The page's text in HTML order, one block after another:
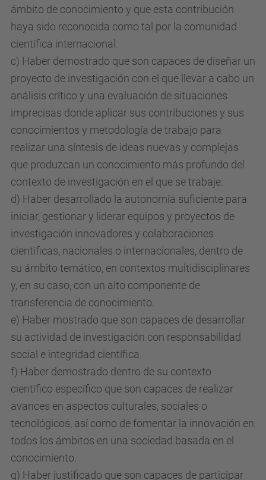
ámbito de conocimiento y que esta contribución
haya sido reconocida como tal por la comunidad
científica internacional.
c) Haber demostrado que son capaces de diseñar un
proyecto de investigación con el que llevar a cabo un
análisis crítico y una evaluación de situaciones
imprecisas donde aplicar sus contribuciones y sus
conocimientos y metodología de trabajo para
realizar una síntesis de ideas nuevas y complejas
que produzcan un conocimiento más profundo del
contexto de investigación en el que se trabaje.
d) Haber desarrollado la autonomía suficiente para
iniciar, gestionar y liderar equipos y proyectos de
investigación innovadores y colaboraciones
científicas, nacionales o internacionales, dentro de
su ámbito temático, en contextos multidisciplinares
y, en su caso, con un alto componente de
transferencia de conocimiento.
e) Haber mostrado que son capaces de desarrollar
su actividad de investigación con responsabilidad
social e integridad científica.
f) Haber demostrado dentro de su contexto
científico específico que son capaces de realizar
avances en aspectos culturales, sociales o
tecnológicos, así como de fomentar la innovación en
todos los ámbitos en una sociedad basada en el
conocimiento.
g) Haber justificado que son capaces de participar